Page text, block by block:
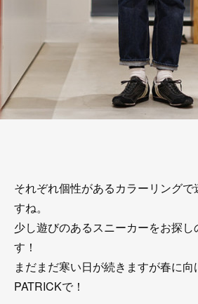
それぞれ個性があるカラーリング
すね。
少し遊びのあるスニーカーをお探
す！
まだまだ寒い日が続きますが春に向
PATRICKで！